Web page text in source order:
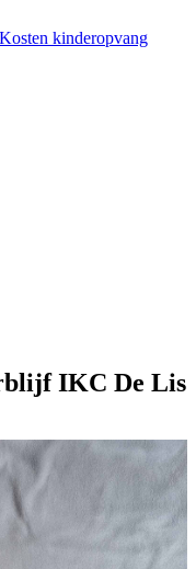
Kosten kinderopvang
IKC De Lis